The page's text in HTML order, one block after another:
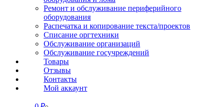
Ремонт и обслуживание периферийного
оборудования
Распечатка и копирование текста/проектов
Списание оргтехники
Обслуживание организаций
Обслуживание госучреждений
Товары
Отзывы
Контакты
Мой аккаунт